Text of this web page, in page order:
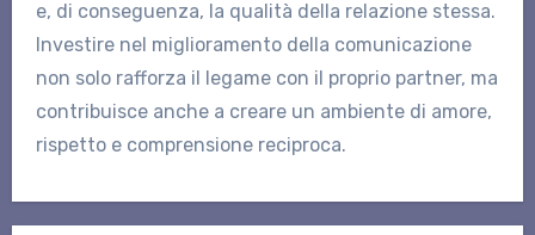
e, di conseguenza, la qualità della relazione stessa.
Investire nel miglioramento della comunicazione
non solo rafforza il legame con il proprio partner, ma
contribuisce anche a creare un ambiente di amore,
rispetto e comprensione reciproca.